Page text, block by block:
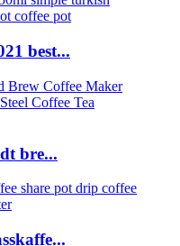
best...
bre...